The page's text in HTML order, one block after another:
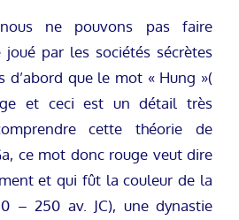
ne pouvons pas faire
par les sociétés sécrètes
d’abord que le mot « Hung »(
et ceci est un détail très
cette théorie de
ce mot donc rouge veut dire
et qui fût la couleur de la
– 250 av. JC), une dynastie